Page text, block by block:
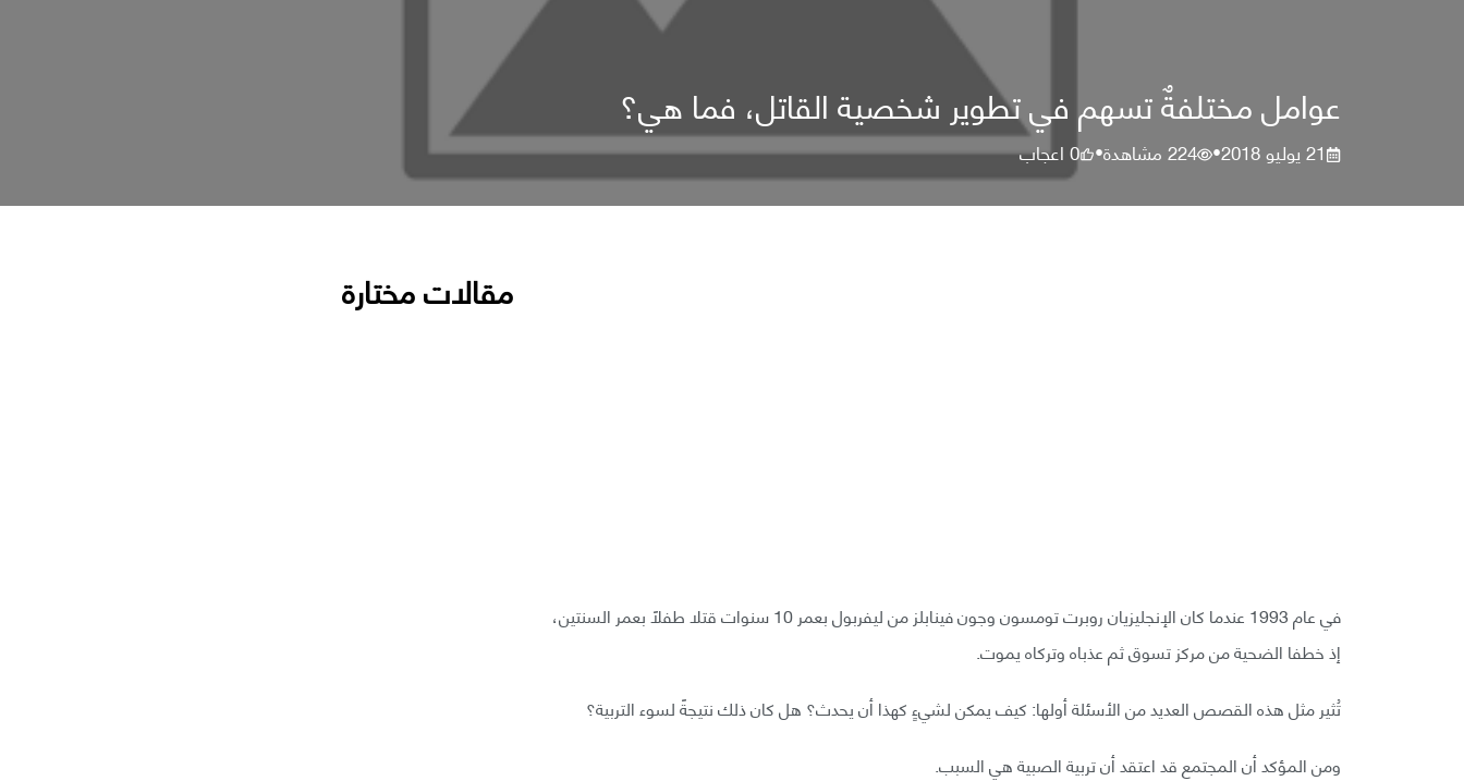
عوامل مختلفةٌ تسهم في تطوير شخصية القاتل، فما هي؟
21 يوليو 2018 •
224مشاهدة•
0اعجاب
في عام 1993 عندما كان الإنجليزيان روبرت تومسون وجون فينابلز من ليفربول بعمر 10 سنوات قتلا طفلًا بعمر السنتين،
إذ خطفا الضحية من مركز تسوق ثم عذباه وتركاه يموت.
تُثير مثل هذه القصص العديد من الأسئلة أولها: كيف يمكن لشيءٍ كهذا أن يحدث؟ هل كان ذلك نتيجةً لسوء التربية؟
ومن المؤكد أن المجتمع قد اعتقد أن تربية الصبية هي السبب.
مقالات مختارة